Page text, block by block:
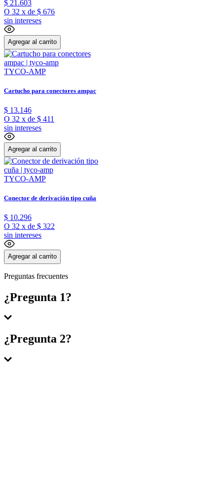
$ 21 .603
O 32 x de $ 676
sin intereses
Agregar al carrito
TYCO-AMP
Cartucho para conectores ampac
$ 13.146
O 32 x de $ 411
sin intereses
Agregar al carrito
TYCO-AMP
Conector de derivación tipo cuña
$ 10.296
O 32 x de $ 322
sin intereses
Agregar al carrito
Preguntas frecuentes
¿Pregunta 1?
Respuesta 1
¿Pregunta 2?